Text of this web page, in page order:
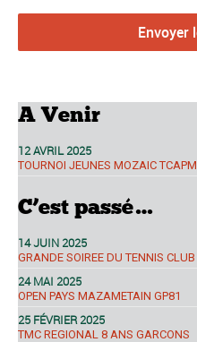
A Venir
12 AVRIL 2025
TOURNOI JEUNES MOZAIC TCAPM
C’est passé…
14 JUIN 2025
GRANDE SOIREE DU TENNIS CLUB
24 MAI 2025
OPEN PAYS MAZAMETAIN GP81
25 FÉVRIER 2025
TMC REGIONAL 8 ANS GARCONS